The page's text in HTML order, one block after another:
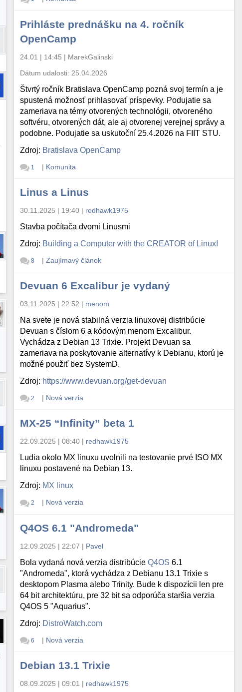
Prihláste prednášku na 4. ročník
OpenCamp
24.01 | 14:45 | MarekGalinski
Dátum udalosti: 25.04.2026
Štvrtý ročník Bratislava OpenCamp pozná svoj termín a je
spustená možnosť prihlasovať príspevky. Podujatie sa
zameriava na témy otvorených technológii, otvoreného
softvéru, otvorených dát, ale aj otvorenej verejnej správy a
podobne. Podujatie sa uskutoční 25.4.2026 na FIIT STU.
Zdroj: Bratislava OpenCamp
1 | Komunita
Linus a Linus
30.11.2025 | 19:40 | redhawk1975
Stavba počítača dvomi Linusmi
Zdroj: Building a Computer with the CREATOR of Linux!
8 | Zaujímavý článok
Devuan 6 Excalibur je vydaný
03.11.2025 | 22:52 | menom
Na svete je nová stabilná verzia linuxovej distribúcie
Devuan s číslom 6 a kódovým menom Excalibur.
Vychádza z Debian 13 Trixie. Projekt Devuan sa
zameriava na poskytovanie alternatívy k Debianu, ktorú je
možné použiť bez SystemD.
Zdroj: https://www.devuan.org/get-devuan
2 | Nová verzia
MX-25 “Infinity” beta 1
22.09.2025 | 08:40 | redhawk1975
Ludia okolo MX linuxu uvolnili na testovanie prvé ISO MX
linuxu postavené na Debian 13.
Zdroj: MX linux
2 | Nová verzia
Q4OS 6.1 "Andromeda"
12.09.2025 | 22:07 | Pavel
Bola vydaná nová verzia distribúcieQ4OS 6.1
"Andromeda", ktorá vychádza z Debianu 13.1 Trixie s
desktopom Plasma alebo Trinity. Bude k dispozícii len pre
64 bit architektúru, pre 32 bit sa odporúča staršia verzia
Q4OS 5 "Aquarius".
Zdroj: DistroWatch.com
6 | Nová verzia
Debian 13.1 Trixie
08.09.2025 | 09:01 | redhawk1975